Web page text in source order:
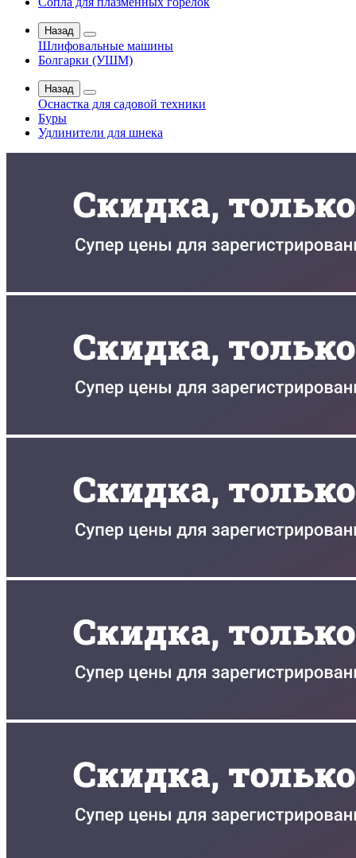
Назад
Шлифовальные машины
Болгарки (УШМ)
Назад
Оснастка для садовой техники
Буры
Удлинители для шнека